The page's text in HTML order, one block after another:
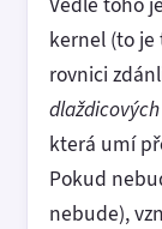
kernel (to je
rovnici
která umí
Pokud
nebude),